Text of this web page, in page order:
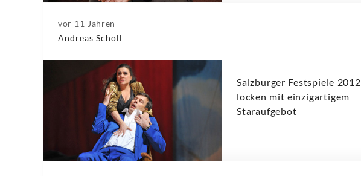
vor 11 Jahren
Andreas Scholl
Salzburger Festspiele 2012
locken mit einzigartigem
Staraufgebot